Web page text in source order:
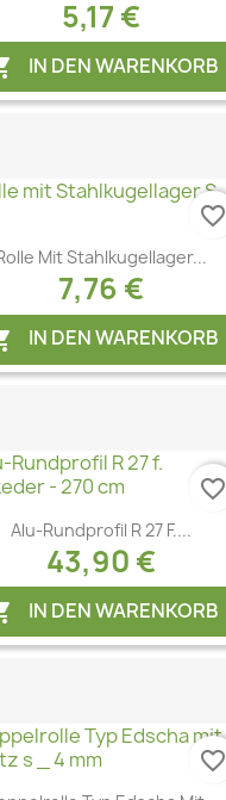
5,17 €
IN DEN WARENKORB
Vorschau
Mit Stahlkugellager...
7,76 €
IN DEN WARENKORB
favorite_border
Vorschau
Alu-Rundprofil R 27 F....
43,90 €
IN DEN WARENKORB
favorite_border
favorite_border